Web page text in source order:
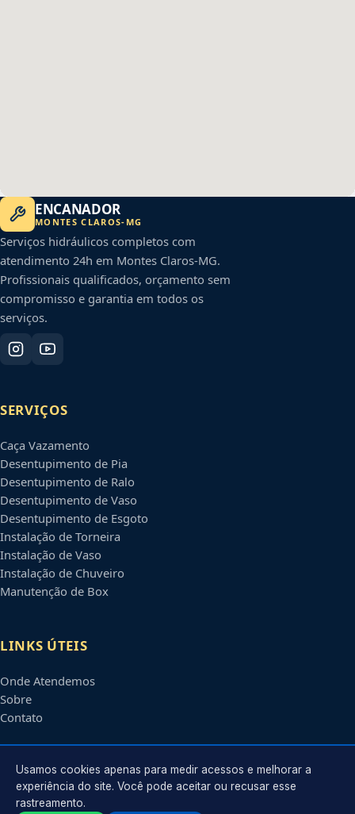
ENCANADOR
MONTES CLAROS- MG
Serviços hidráulicos completos com
atendimento 24h em Montes Claros-MG.
Profissionais qualificados, orçamento sem
compromisso e garantia em todos os
serviços.
SERVIÇOS
Caça Vazamento
Desentupimento de Pia
Desentupimento de Ralo
Desentupimento de Vaso
Desentupimento de Esgoto
Instalação de Torneira
Instalação de Vaso
Instalação de Chuveiro
Manutenção de Box
LINKS ÚTEIS
Onde Atendemos
Sobre
Contato
CONTATO
Atendimento em
Usamos cookies apenas para medir acessos e melhorar a
experiência do site. Você pode aceitar ou recusar esse
rastreamento.